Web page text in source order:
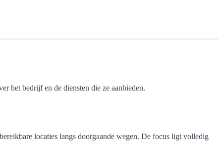
het bedrijf en de diensten die ze aanbieden.
locaties langs doorgaande wegen. De focus ligt volledig